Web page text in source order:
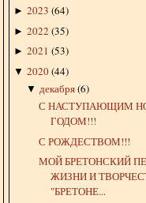
► 2023 (64)
► 2022 (35)
► 2021 (53)
▼ 2020(44)
▼ декабря(6)
С НАСТУПАЮЩИМ
ГОДОМ!!!
С РОЖДЕСТВОМ!!!
МОЙ БРЕТОНСКИЙ
ЖИЗНИ И
"БРЕТОНЕ...